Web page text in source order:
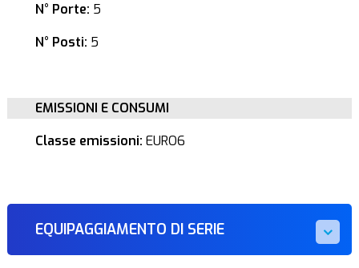
N° Porte: 5
N° Posti: 5
EMISSIONI E CONSUMI
Classe emissioni: EURO6
EQUIPAGGIAMENTO DI SERIE